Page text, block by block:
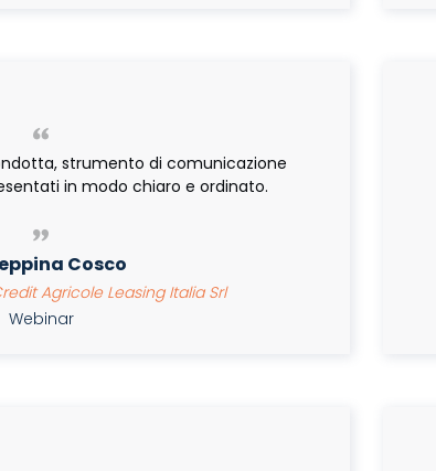
strumento di comunicazione
in modo chiaro e ordinato.
Cosco
Agricole Leasing Italia Srl
Webinar